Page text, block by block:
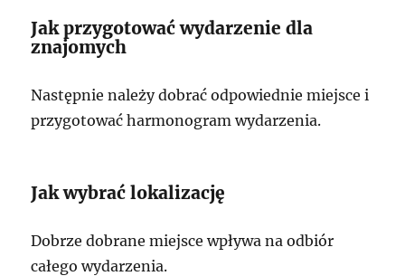
Jak przygotować wydarzenie dla
znajomych
Następnie należy dobrać odpowiednie miejsce i
przygotować harmonogram wydarzenia.
Jak wybrać lokalizację
Dobrze dobrane miejsce wpływa na odbiór
całego wydarzenia.